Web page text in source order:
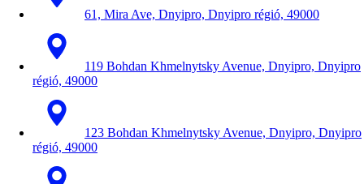
61, Mira Ave, Dnyipro, Dnyipro régió, 49000
119 Bohdan Khmelnytsky Avenue, Dnyipro, Dnyipro
régió, 49000
123 Bohdan Khmelnytsky Avenue, Dnyipro, Dnyipro
régió, 49000